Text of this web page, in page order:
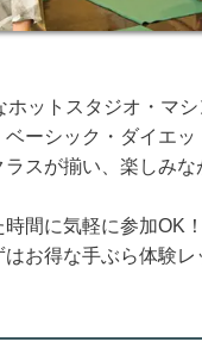
ットスタジオ・マ
ーシック・ダイエ
スが揃い、楽しみな
間に気軽に参加OK
お得な手ぶら体験レ